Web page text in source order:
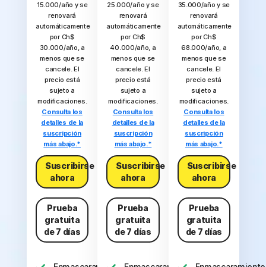
15.000/año y se
renovará
automáticamente
por Ch$
30.000/año, a
menos que se
cancele. El
precio está
sujeto a
modificaciones.
Consulta los
detalles de la
suscripción
más abajo.*
Suscribirse
ahora
Prueba
gratuita
de 7 días
25.000/año y se
renovará
automáticamente
por Ch$
40.000/año, a
menos que se
cancele. El
precio está
sujeto a
modificaciones.
Consulta los
detalles de la
suscripción
más abajo.*
Suscribirse
ahora
Prueba
gratuita
de 7 días
35.000/año y se
renovará
automáticamente
por Ch$
68.000/año, a
menos que se
cancele. El
precio está
sujeto a
modificaciones.
Consulta los
detalles de la
suscripción
más abajo.*
Suscribirse
ahora
Prueba
gratuita
de 7 días